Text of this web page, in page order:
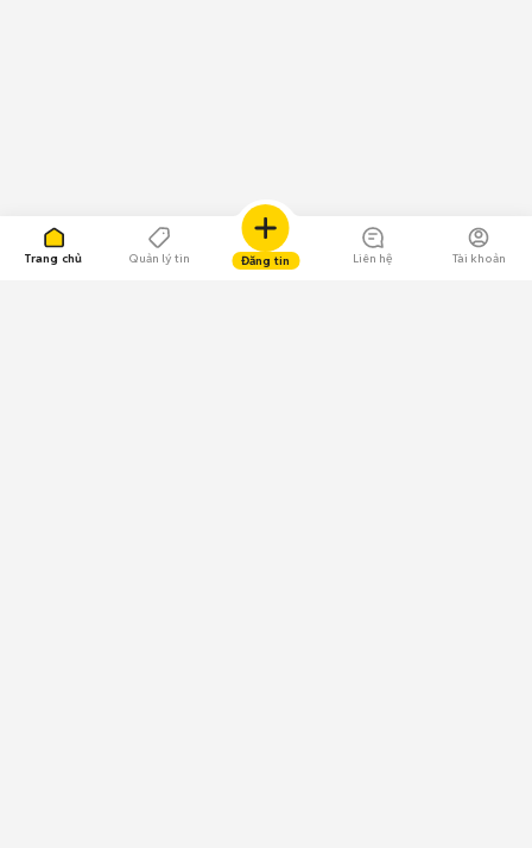
Trang chủ Quản lý tin Đăng tin Liên hệ Tài khoản